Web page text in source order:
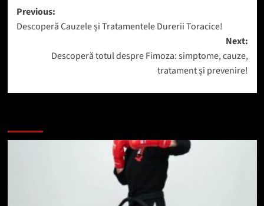
Post
navigation
Previous:
Descoperă Cauzele și Tratamentele Durerii Toracice!
Next:
Descoperă totul despre Fimoza: simptome, cauze,
tratament și prevenire!